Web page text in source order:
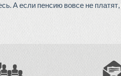
А если пенсию вовсе не